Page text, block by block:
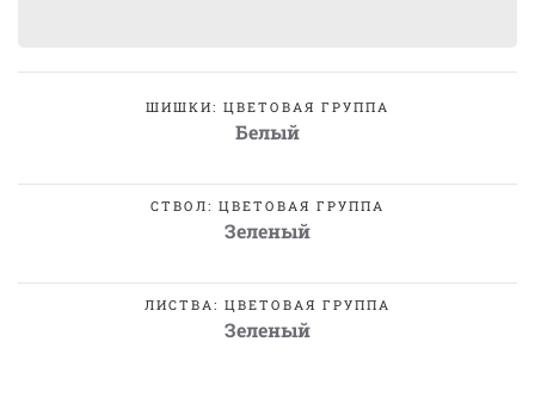
ШИШКИ: ЦВЕТОВАЯ ГРУППА
Белый
СТВОЛ: ЦВЕТОВАЯ ГРУППА
Зеленый
ЛИСТВА: ЦВЕТОВАЯ ГРУППА
Зеленый